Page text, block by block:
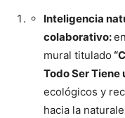
Inteligencia
colaborativo:
mural titulado
Todo Ser Tiene
ecológicos y
hacia la